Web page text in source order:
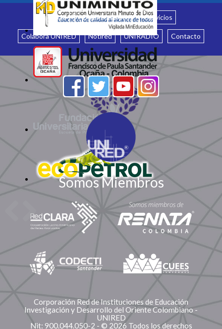
Inicio ¿Quiénes somos? Servicios
Colabora UNIRED Notired UNIRADIO Contacto
Somos Miembros
Corporación Red de Instituciones de Educación
Investigación y Desarrollo del Oriente Colombiano -
UNIRED
Nit: 900.044.050-2 - © 2026 Todos los derechos